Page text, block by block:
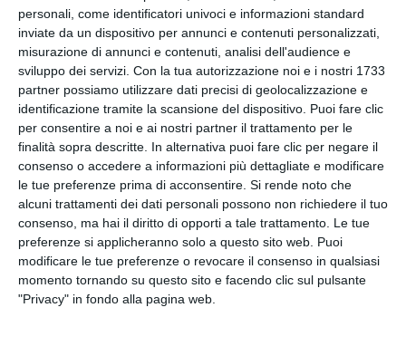
personali, come identificatori univoci e informazioni standard
inviate da un dispositivo per annunci e contenuti personalizzati,
misurazione di annunci e contenuti, analisi dell'audience e
sviluppo dei servizi. Con la tua autorizzazione noi e i nostri 1733
partner possiamo utilizzare dati precisi di geolocalizzazione e
identificazione tramite la scansione del dispositivo. Puoi fare clic
per consentire a noi e ai nostri partner il trattamento per le
finalità sopra descritte. In alternativa puoi fare clic per negare il
consenso o accedere a informazioni più dettagliate e modificare
le tue preferenze prima di acconsentire. Si rende noto che
alcuni trattamenti dei dati personali possono non richiedere il tuo
consenso, ma hai il diritto di opporti a tale trattamento. Le tue
preferenze si applicheranno solo a questo sito web. Puoi
modificare le tue preferenze o revocare il consenso in qualsiasi
momento tornando su questo sito e facendo clic sul pulsante
"Privacy" in fondo alla pagina web.
Indian Wells: Sinner vola in
semifinale, battuto Tien 6-1 6-2
Indian Wells - Tutto facile per Jannik Sinner, che si